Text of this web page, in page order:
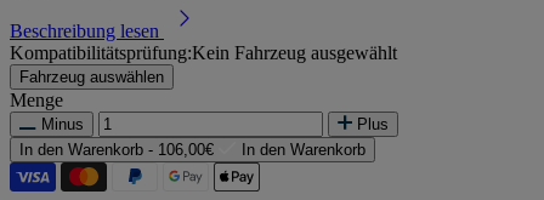
Beschreibung lesen
Kompatibilitätsprüfung:Kein Fahrzeug ausgewählt
Fahrzeug auswählen
Menge
Minus
Plus
In den Warenkorb - 106,00€ In den Warenkorb